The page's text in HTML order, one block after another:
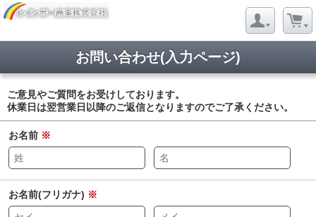
お問い合わせ(入力ページ)
ご意見やご質問をお受けしております。
休業日は翌営業日以降のご返信となりますのでご了承ください。
お名前 ※
お名前(フリガナ) ※